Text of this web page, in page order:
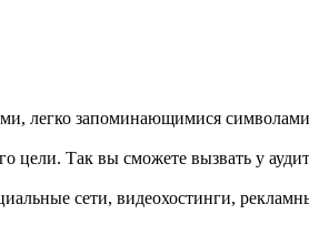
легко запоминающимися
цели. Так вы сможете вызвать у
сети, видеохостинги,